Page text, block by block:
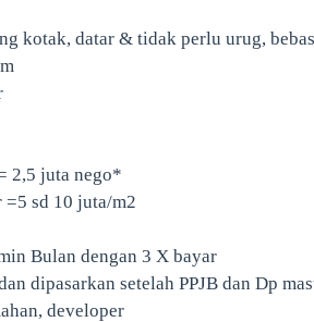
kotak, datar & tidak perlu urug,
2,5 juta nego*
=5 sd 10 juta/m2
Bulan dengan 3 X bayar
dipasarkan setelah PPJB dan Dp
developer